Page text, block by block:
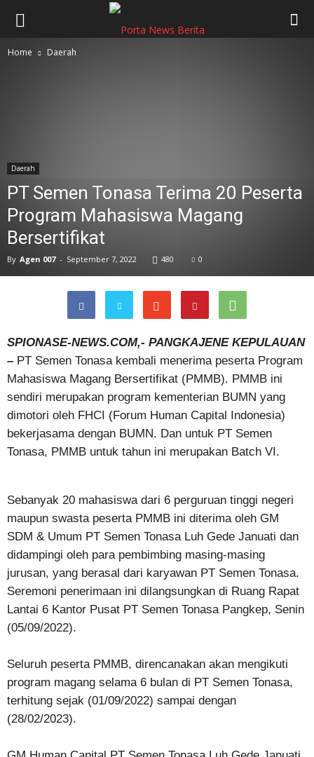
Home Daerah
Daerah
PT Semen Tonasa Terima 20 Peserta
Program Mahasiswa Magang
Bersertifikat
By Agen 007 - September 7, 2022 480 0
SPIONASE-NEWS.COM,- PANGKAJENE KEPULAUAN
– PT Semen Tonasa kembali menerima peserta Program
Mahasiswa Magang Bersertifikat (PMMB). PMMB ini
sendiri merupakan program kementerian BUMN yang
dimotori oleh FHCI (Forum Human Capital Indonesia)
bekerjasama dengan BUMN. Dan untuk PT Semen
Tonasa, PMMB untuk tahun ini merupakan Batch VI.
Sebanyak 20 mahasiswa dari 6 perguruan tinggi negeri
maupun swasta peserta PMMB ini diterima oleh GM
SDM & Umum PT Semen Tonasa Luh Gede Januati dan
didampingi oleh para pembimbing masing-masing
jurusan, yang berasal dari karyawan PT Semen Tonasa.
Seremoni penerimaan ini dilangsungkan di Ruang Rapat
Lantai 6 Kantor Pusat PT Semen Tonasa Pangkep, Senin
(05/09/2022).
Seluruh peserta PMMB, direncanakan akan mengikuti
program magang selama 6 bulan di PT Semen Tonasa,
terhitung sejak (01/09/2022) sampai dengan
(28/02/2023).